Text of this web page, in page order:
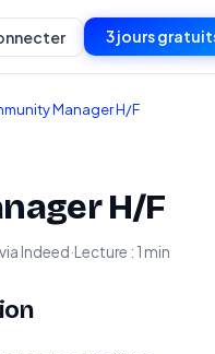
3 jours
Manager H/F
H/F
via Indeed·Lecture : 1 min